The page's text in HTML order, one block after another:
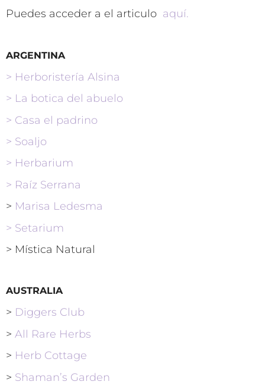
Puedes acceder a el articulo aquí.
ARGENTINA
> Herboristería Alsina
> La botica del abuelo
> Casa el padrino
> Soaljo
> Herbarium
> Raíz Serrana
> Marisa Ledesma
> Setarium
> Mística Natural
AUSTRALIA
> Diggers Club
> All Rare Herbs
> Herb Cottage
> Shaman’s Garden